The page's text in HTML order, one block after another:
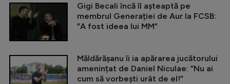
Gigi Becali încă îl așteaptă pe
membrul Generației de Aur la FCSB:
”A fost ideea lui MM”
Măldărășanu îi ia apărarea jucătorului
amenințat de Daniel Niculae: ”Nu ai
cum să vorbești urât de el!”